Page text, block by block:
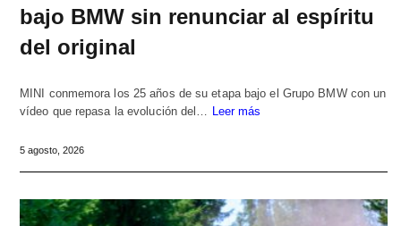
bajo BMW sin renunciar al espíritu
del original
MINI conmemora los 25 años de su etapa bajo el Grupo BMW con un
vídeo que repasa la evolución del…
Leer más
5 agosto, 2026